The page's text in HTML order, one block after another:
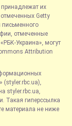
их
Getty
письменного
отмеченные
Украина», могут
Attribution
(styler.rbc.ua),
styler.rbc.ua,
Такая гиперссылка
материала не ниже